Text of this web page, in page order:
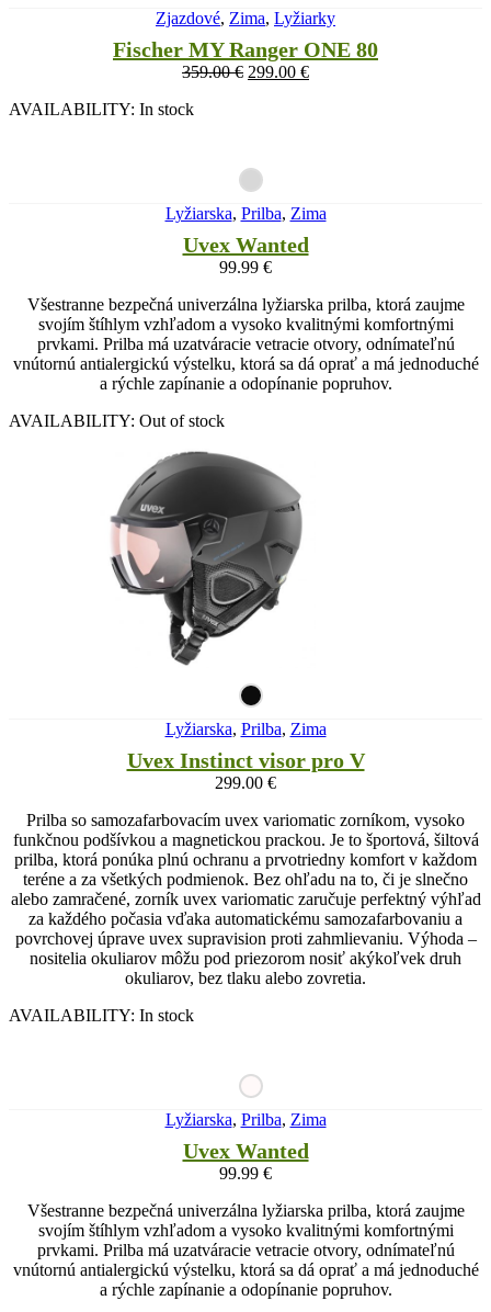
Zjazdové, Zima, Lyžiarky
Fischer MY Ranger ONE 80
359.00€ 299.00 €
AVAILABILITY: In stock
Lyžiarska, Prilba, Zima
Uvex Wanted
99.99 €
Všestranne bezpečná univerzálna lyžiarska prilba, ktorá zaujme
svojím štíhlym vzhľadom a vysoko kvalitnými komfortnými
prvkami. Prilba má uzatváracie vetracie otvory, odnímateľnú
vnútornú antialergickú výstelku, ktorá sa dá oprať a má jednoduché
a rýchle zapínanie a odopínanie popruhov.
AVAILABILITY: Out of stock
Lyžiarska, Prilba, Zima
Uvex Instinct visor pro V
299.00 €
Prilba so samozafarbovacím uvex variomatic zorníkom, vysoko
funkčnou podšívkou a magnetickou prackou. Je to športová, šiltová
prilba, ktorá ponúka plnú ochranu a prvotriedny komfort v každom
teréne a za všetkých podmienok. Bez ohľadu na to, či je slnečno
alebo zamračené, zorník uvex variomatic zaručuje perfektný výhľad
za každého počasia vďaka automatickému samozafarbovaniu a
povrchovej úprave uvex supravision proti zahmlievaniu. Výhoda –
nositelia okuliarov môžu pod priezorom nosiť akýkoľvek druh
okuliarov, bez tlaku alebo zovretia.
AVAILABILITY: In stock
Lyžiarska, Prilba, Zima
Uvex Wanted
99.99 €
Všestranne bezpečná univerzálna lyžiarska prilba, ktorá zaujme
svojím štíhlym vzhľadom a vysoko kvalitnými komfortnými
prvkami. Prilba má uzatváracie vetracie otvory, odnímateľnú
vnútornú antialergickú výstelku, ktorá sa dá oprať a má jednoduché
a rýchle zapínanie a odopínanie popruhov.